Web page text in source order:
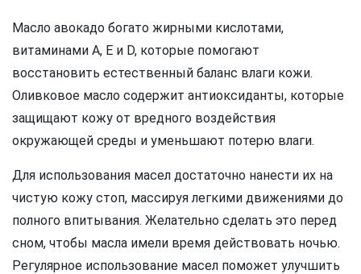
Масло авокадо богато жирными кислотами,
витаминами А, Е и D, которые помогают
восстановить естественный баланс влаги кожи.
Оливковое масло содержит антиоксиданты, которые
защищают кожу от вредного воздействия
окружающей среды и уменьшают потерю влаги.
Для использования масел достаточно нанести их на
чистую кожу стоп, массируя легкими движениями до
полного впитывания. Желательно сделать это перед
сном, чтобы масла имели время действовать ночью.
Регулярное использование масел поможет улучшить